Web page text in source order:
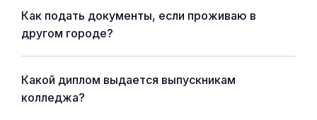
Как подать документы, если проживаю в
другом городе?
Какой диплом выдается выпускникам
колледжа?